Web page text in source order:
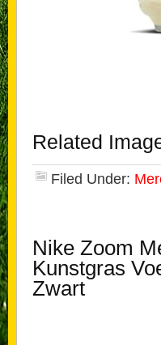
Related
Filed Under:
Nike Zoom
Kunstgras
Zwart